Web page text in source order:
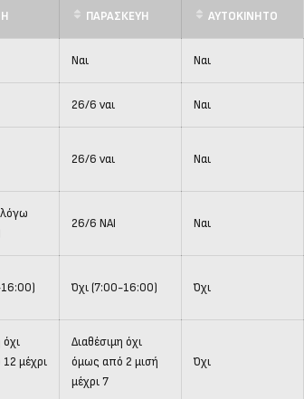
ΠΑΡΑΣΚΕΥΗ AYTOKINHTO
Ναι Ναι
26/6 ναι Ναι
26/6 ναι Ναι
26/6 ΝΑΙ Ναι
Όχι (7:00-16:00) Όχι
όχι
μέχρι
Διαθέσιμη όχι
όμως από 2 μισή
μέχρι 7
Όχι